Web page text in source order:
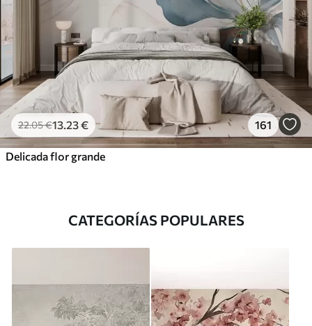
22.05€13 .23€ 161
Delicada flor grande
CATEGORÍAS POPULARES